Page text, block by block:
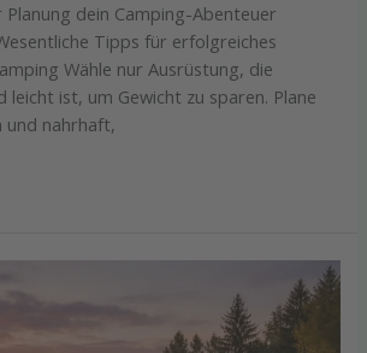
Planung dein Camping-Abenteuer
Tipps für erfolgreiches
Wähle nur Ausrüstung, die
leicht ist, um Gewicht zu sparen. Plane
und nahrhaft,